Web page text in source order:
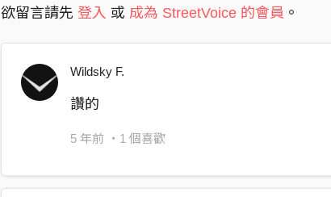
離開的時候也特別快速
可能是在意他人的眼光
我明白我會阻止我的衝動
所以離開的時候也特別快速
欲留言請先 登入 或 成為 StreetVoice 的會員 。
Wildsky F.
讚的
5 年前 ・1 個喜歡